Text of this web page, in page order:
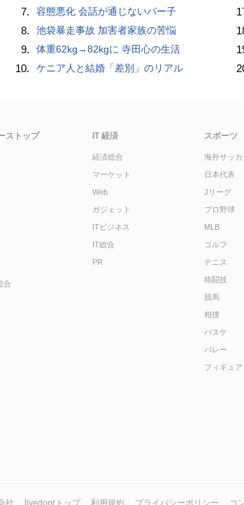
7. 容態悪化 会話が通じないパー子
8. 池袋暴走事故 加害者家族の苦悩
9. 体重62kg→82kgに 寺田心の生活
10. ケニア人と結婚「差別」のリアル
ストップ
合
IT 経済
経済総合
マーケット
Web
ガジェット
ITビジネス
IT総合
PR
スポーツ
海外サッカ
日本代表
Jリーグ
プロ野球
MLB
ゴルフ
テニス
格闘技
競馬
相撲
バスケ
バレー
フィギュア
社 livedoorトップ 利用規約 プライバシーポリシー コ